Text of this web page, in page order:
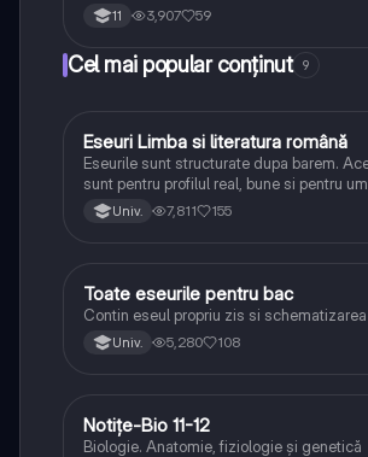
11 3,907 59
Cel mai popular conținut 9
Limba și literatura română
Eseuri Limba si literatura română
Eseurile sunt structurate dupa barem.
sunt pentru profilul real, bune si pentru
lipsesc relatiile dintre personaje si
Univ. 7,811 155
Limba și literatura română
Toate eseurile pentru bac
Contin eseul propriu zis si
Univ. 5,280 108
Biologie
Notițe-Bio 11-12
Biologie. Anatomie, fiziologie și genetică